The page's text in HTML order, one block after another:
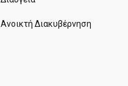
Ανοικτή Διακυβέρνηση